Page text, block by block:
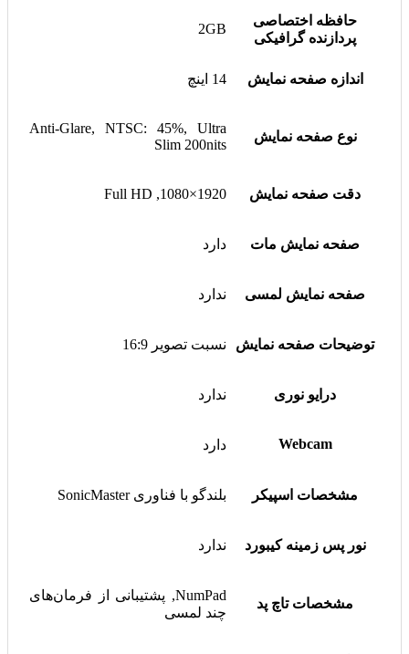
حافظه اختصاصی
پردازنده گرافیکی
2GB
اندازه صفحه نمایش 14 اینچ
نوع صفحه نمایش
Anti-Glare, NTSC: 45%, Ultra
Slim 200nits
دقت صفحه نمایش 1920×1080, Full HD
صفحه نمایش مات دارد
صفحه نمایش لمسی ندارد
توضیحات صفحه نمایش نسبت تصویر 16:9
درایو نوری ندارد
Webcam دارد
مشخصات اسپیکر بلندگو با فناوری SonicMaster
نور پس زمینه کیبورد ندارد
مشخصات تاچ پد
NumPad, پشتیبانی از فرمان‌های
چند لمسی